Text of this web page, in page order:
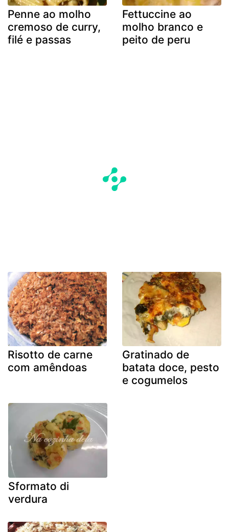
Penne ao molho
cremoso de curry,
filé e passas
Fettuccine ao
molho branco e
peito de peru
Risotto de carne
com amêndoas
Gratinado de
batata doce, pesto
e cogumelos
Sformato di
verdura